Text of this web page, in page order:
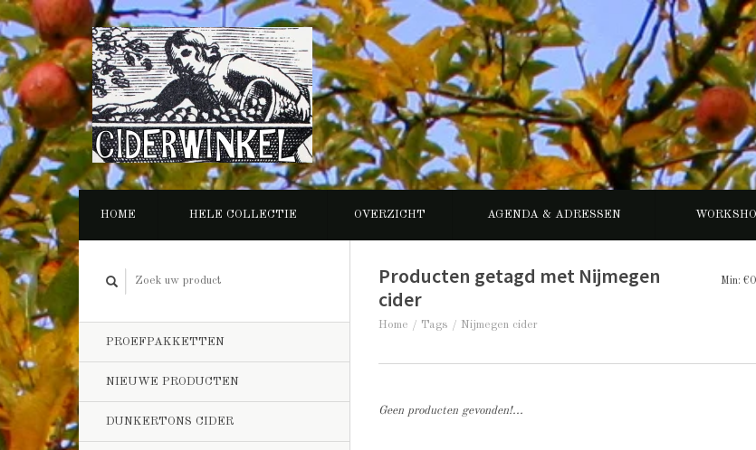
HOME HELE COLLECTIE OVERZICHT AGENDA & ADRESSEN
PROEFPAKKETTEN
NIEUWE PRODUCTEN
DUNKERTONS CIDER
Producten getagd met Nijmegen
cider
Home / Tags / Nijmegen cider
Min: €0
Geen producten gevonden!...